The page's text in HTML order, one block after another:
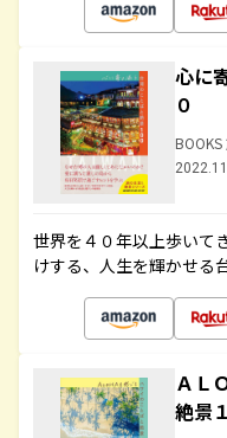
心に
０
世界を４０年以上歩いて
けする、人生を輝かせる
ＡＬ
絶景